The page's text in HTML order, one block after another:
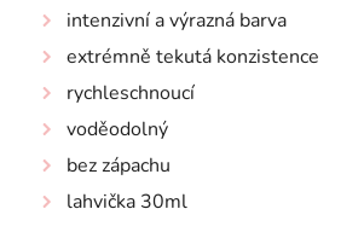
intenzivní a výrazná barva
extrémně tekutá konzistence
rychleschnoucí
voděodolný
bez zápachu
lahvička 30ml